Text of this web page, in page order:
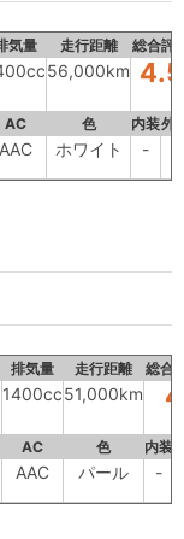
気量 走行距離 総合評
56,000km 4.5
AC 色 内装外
AAC ホワイト -
排気量 走行距離 総合
1400cc51,000km 4
AC 色 内装
AAC パール -